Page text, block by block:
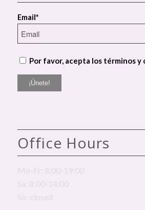
Email*
Por favor, acepta los términos y
Office Hours
Mo-Fr: 8:00-19:00
Sa: 8:00-14:00
So: closed